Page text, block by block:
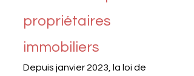
propriétaires
immobiliers
Depuis janvier 2023, la loi de